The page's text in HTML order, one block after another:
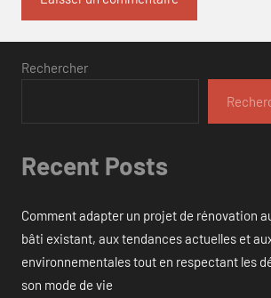
Rechercher
Recent Posts
Comment adapter un projet de rénovation
bâti existant, aux tendances actuelles et
environnementales tout en respectant les
son mode de vie